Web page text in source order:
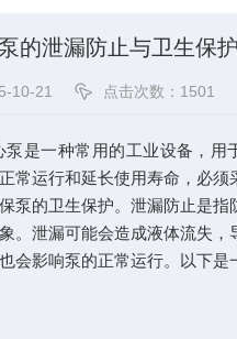
的泄漏防止与卫生保护
10-21 点击次数：1501
一种常用的工业设备，用
常运行和延长使用寿命，必须
泵的卫生保护。泄漏防止是指
。泄漏可能会造成液体流失，
会影响泵的正常运行。以下是